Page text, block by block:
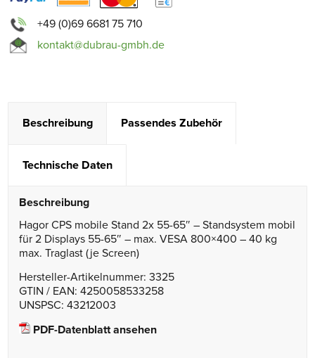
+49 (0)69 6681 75 710
kontakt@dubrau-gmbh.de
Beschreibung Passendes Zubehör
Technische Daten
Beschreibung
Hagor CPS mobile Stand 2x 55-65″ – Standsystem mobil
für 2 Displays 55-65″ – max. VESA 800×400 – 40 kg
max. Traglast (je Screen)
Hersteller-Artikelnummer: 3325
GTIN / EAN: 4250058533258
UNSPSC: 43212003
PDF-Datenblatt ansehen